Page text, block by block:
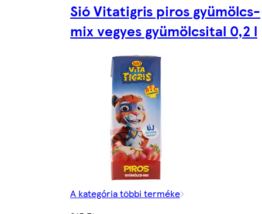
Sió Vitatigris piros gyümölcs-
mix vegyes gyümölcsital 0,2 l
A kategória többi terméke